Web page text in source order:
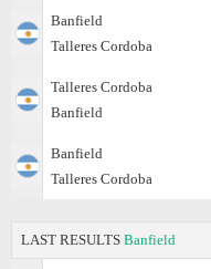
Banfield
Talleres Cordoba
Talleres Cordoba
Banfield
Banfield
Talleres Cordoba
LAST RESULTS Banfield